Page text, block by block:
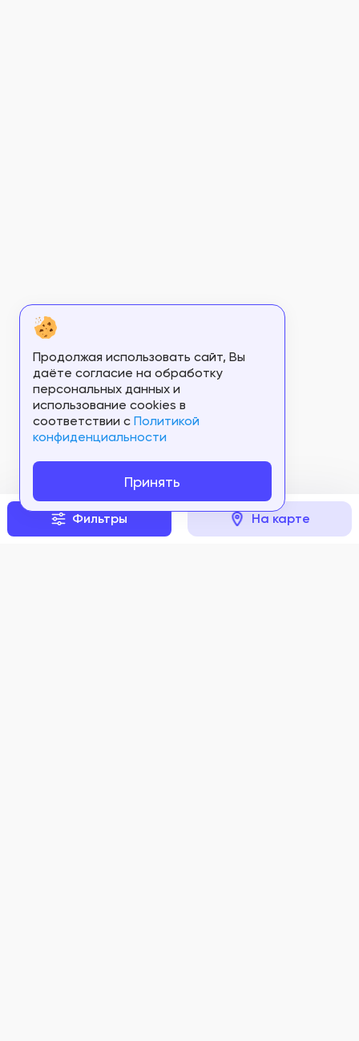
Фильтры На карте
Продолжая использовать сайт, Вы
даёте согласие на обработку
персональных данных и
использование cookies в
соответствии c Политикой
конфиденциальности
Принять